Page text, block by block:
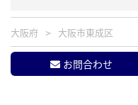
大阪府 大阪市東成区
お問合わせ